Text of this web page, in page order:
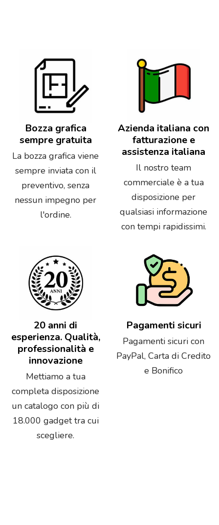
Bozza grafica
sempre gratuita
La bozza grafica viene
sempre inviata con il
preventivo, senza
nessun impegno per
l'ordine.
Azienda italiana con
fatturazione e
assistenza italiana
Il nostro team
commerciale è a tua
disposizione per
qualsiasi informazione
con tempi rapidissimi.
20 anni di
esperienza. Qualità,
professionalità e
innovazione
Mettiamo a tua
completa disposizione
un catalogo con più di
18.000 gadget tra cui
scegliere.
Pagamenti sicuri
Pagamenti sicuri con
PayPal, Carta di Credito
e Bonifico